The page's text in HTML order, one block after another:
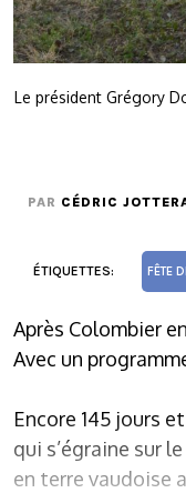
Le président Grégory
PAR CÉDRIC
ÉTIQUETTES: FÊTE
Après Colombier
Avec un
Encore 145 jours
qui s’égraine sur
en terre vaudoise